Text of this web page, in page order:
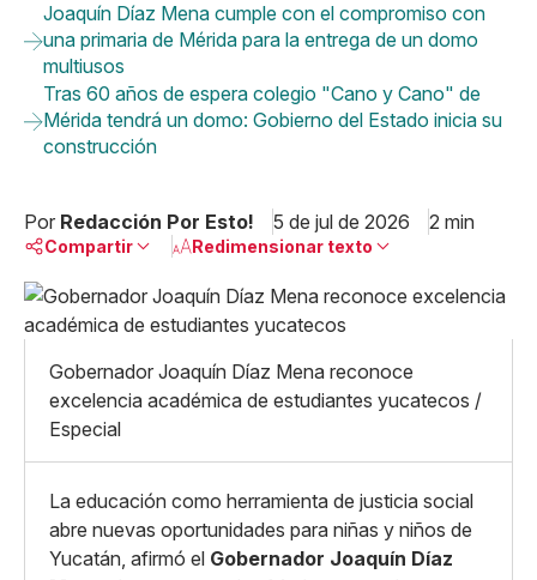
Joaquín Díaz Mena cumple con el compromiso con
una primaria de Mérida para la entrega de un domo
multiusos
Tras 60 años de espera colegio "Cano y Cano" de
Mérida tendrá un domo: Gobierno del Estado inicia su
construcción
Por Redacción Por Esto! 5 de jul de 2026 2 min
Compartir
Linkedin
X
Whatsapp
Copiar enlace
Redimensionar texto
Pequeño
Mediano
Grande
Gobernador Joaquín Díaz Mena reconoce
excelencia académica de estudiantes yucatecos /
Especial
La educación como herramienta de justicia social
abre nuevas oportunidades para niñas y niños de
Yucatán, afirmó el Gobernador Joaquín Díaz